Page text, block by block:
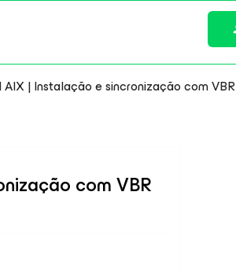
| Instalação e sincronização com VBR
com VBR